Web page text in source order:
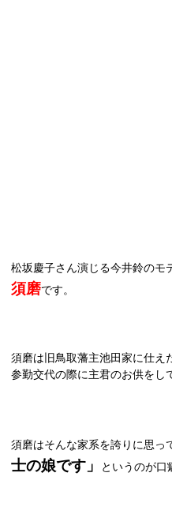
松坂慶子さん演じる今井鈴のモ
須磨です。
須磨は旧鳥取藩主池田家に仕え
参勤交代の際に主君のお供をし
須磨はそんな家系を誇りに思っ
士の娘です」
というのが口